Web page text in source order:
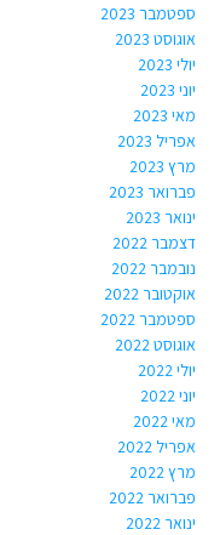
ספטמבר 2023
אוגוסט 2023
יולי 2023
יוני 2023
מאי 2023
אפריל 2023
מרץ 2023
פברואר 2023
ינואר 2023
דצמבר 2022
נובמבר 2022
אוקטובר 2022
ספטמבר 2022
אוגוסט 2022
יולי 2022
יוני 2022
מאי 2022
אפריל 2022
מרץ 2022
פברואר 2022
ינואר 2022